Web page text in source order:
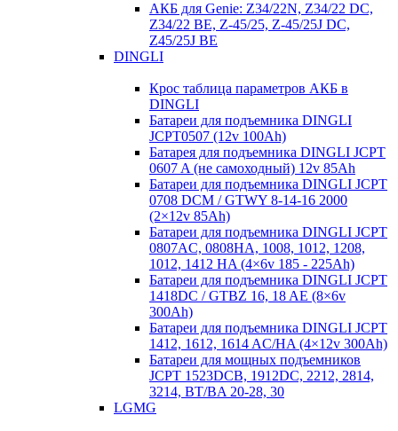
АКБ для Genie: Z34/22N, Z34/22 DC,
Z34/22 BE, Z-45/25, Z-45/25J DC,
Z45/25J BE
DINGLI
Крос таблица параметров АКБ в
DINGLI
Батареи для подъемника DINGLI
JCPT0507 (12v 100Ah)
Батарея для подъемника DINGLI JCPT
0607 A (не самоходный) 12v 85Ah
Батареи для подъемника DINGLI JCPT
0708 DCM / GTWY 8-14-16 2000
(2×12v 85Ah)
Батареи для подъемника DINGLI JCPT
0807AC, 0808HA, 1008, 1012, 1208,
1012, 1412 HA (4×6v 185 - 225Ah)
Батареи для подъемника DINGLI JCPT
1418DC / GTBZ 16, 18 AE (8×6v
300Ah)
Батареи для подъемника DINGLI JCPT
1412, 1612, 1614 AC/HA (4×12v 300Ah)
Батареи для мощных подъемников
JCPT 1523DCB, 1912DC, 2212, 2814,
3214, BT/BA 20-28, 30
LGMG